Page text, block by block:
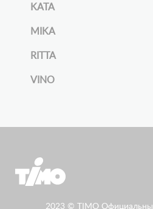
KATA
MIKA
RITTA
VINO
2023 © TIMO